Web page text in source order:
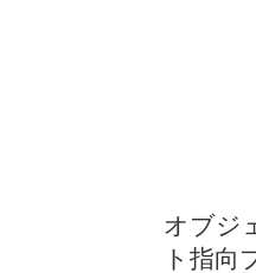
オブジ
ト指向